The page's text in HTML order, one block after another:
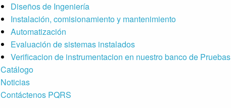
Diseños de Ingeniería
Instalación, comisionamiento y mantenimiento
Automatización
Evaluación de sistemas instalados
Verificacion de instrumentacion en nuestro banco de Pruebas
Catálogo
Noticias
Contáctenos PQRS